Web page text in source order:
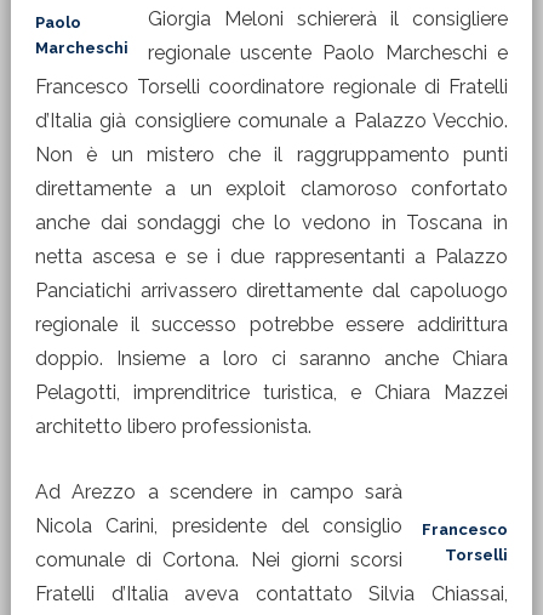
Paolo
Marcheschi
Giorgia Meloni schiererà il consigliere
regionale uscente Paolo Marcheschi e
Francesco Torselli coordinatore regionale di Fratelli
d’Italia già consigliere comunale a Palazzo Vecchio.
Non è un mistero che il raggruppamento punti
direttamente a un exploit clamoroso confortato
anche dai sondaggi che lo vedono in Toscana in
netta ascesa e se i due rappresentanti a Palazzo
Panciatichi arrivassero direttamente dal capoluogo
regionale il successo potrebbe essere addirittura
doppio. Insieme a loro ci saranno anche Chiara
Pelagotti, imprenditrice turistica, e Chiara Mazzei
architetto libero professionista.
Francesco
Torselli
Ad Arezzo a scendere in campo sarà
Nicola Carini, presidente del consiglio
comunale di Cortona. Nei giorni scorsi
Fratelli d’Italia aveva contattato Silvia Chiassai,